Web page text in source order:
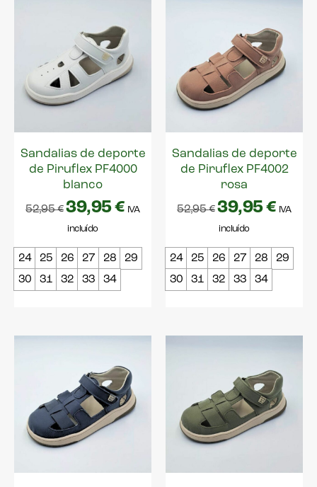
Sandalias de deporte
de Piruflex PF4000
blanco
52,95€ 39,95€ IVA
incluído
24 25 26 27 28
29
30
31 32 33 34
Sandalias de deporte
de Piruflex PF4002
rosa
52,95€ 39,95€ IVA
incluído
24 25 26 27 28
29
30
31 32 33 34